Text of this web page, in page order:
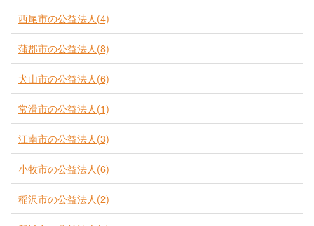
西尾市の公益法人(4)
蒲郡市の公益法人(8)
犬山市の公益法人(6)
常滑市の公益法人(1)
江南市の公益法人(3)
小牧市の公益法人(6)
稲沢市の公益法人(2)